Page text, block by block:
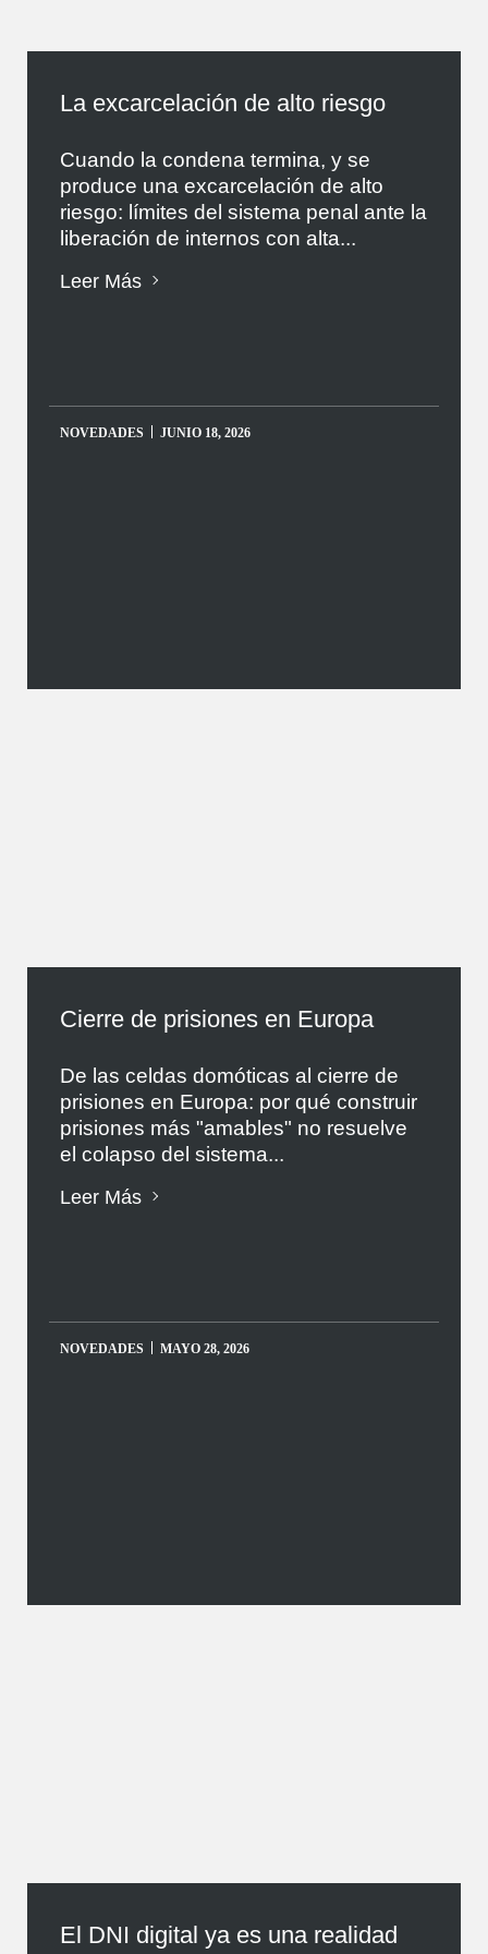
La excarcelación de alto riesgo
Cuando la condena termina, y se
produce una excarcelación de alto
riesgo: límites del sistema penal ante la
liberación de internos con alta...
Leer Más
NOVEDADES JUNIO 18, 2026
Cierre de prisiones en Europa
De las celdas domóticas al cierre de
prisiones en Europa: por qué construir
prisiones más "amables" no resuelve
el colapso del sistema...
Leer Más
NOVEDADES MAYO 28, 2026
El DNI digital ya es una realidad